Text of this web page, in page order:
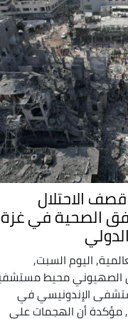
الاحتلال
الصحية في غزة
اليوم السبت,
الصهيوني محيط
الإندونيسي في
مؤكدة أن الهجمات على